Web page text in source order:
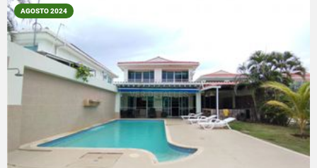
AGOSTO 2024
VER DETALLES